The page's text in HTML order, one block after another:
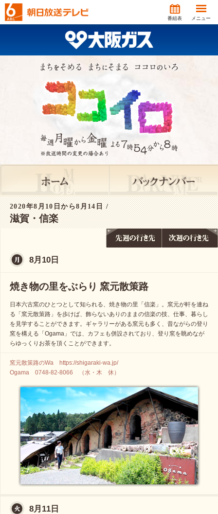
番組表 メニュー
2020年8月10日から8月14日 /
滋賀・信楽
8月10日
焼き物の里をぶらり 窯元散策路
日本六古窯のひとつとして知られる、焼き物の里「信楽」。窯元が軒を連ね
る「窯元散策路」を歩けば、飾らないありのままの信楽の技、仕事、暮らし
を見学することができます。ギャラリーがある窯元も多く、昔ながらの登り
窯を構える「Ogama」では、カフェも併設されており、登り窯を眺めなが
らゆっくりお茶を頂くことができます。
窯元散策路のWa https://shigaraki-wa.jp/
Ogama 0748-82-8066 （水・木 休）
8月11日